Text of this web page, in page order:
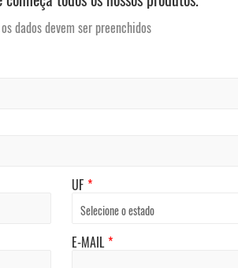
dados devem ser preenchidos
UF *
E-MAIL *